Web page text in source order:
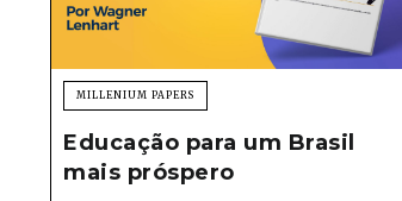
MILLENIUM PAPERS
Educação para um Brasil
mais próspero